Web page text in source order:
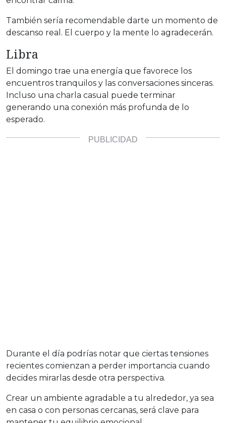
También sería recomendable darte un momento de
descanso real. El cuerpo y la mente lo agradecerán.
Libra
El domingo trae una energía que favorece los
encuentros tranquilos y las conversaciones sinceras.
Incluso una charla casual puede terminar
generando una conexión más profunda de lo
esperado.
Durante el día podrías notar que ciertas tensiones
recientes comienzan a perder importancia cuando
decides mirarlas desde otra perspectiva.
Crear un ambiente agradable a tu alrededor, ya sea
en casa o con personas cercanas, será clave para